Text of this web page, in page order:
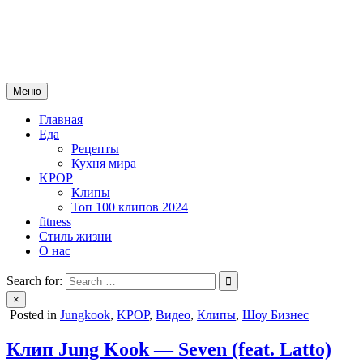
Меню
Главная
Еда
Рецепты
Кухня мира
KPOP
Клипы
Топ 100 клипов 2024
fitness
Стиль жизни
О нас
Search for:
×
Posted in Jungkook, KPOP, Видео, Клипы, Шоу Бизнес
Клип Jung Kook — Seven (feat. Latto)